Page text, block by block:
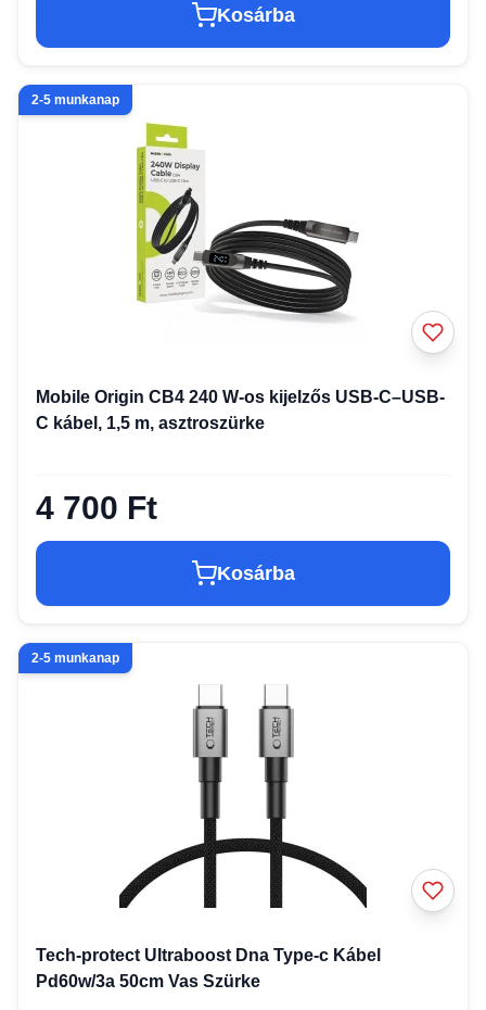
Kosárba
2-5 munkanap
Mobile Origin CB4 240 W-os kijelzős USB-C–USB-
C kábel, 1,5 m, asztroszürke
4 700 Ft
Kosárba
2-5 munkanap
Tech-protect Ultraboost Dna Type-c Kábel
Pd60w/3a 50cm Vas Szürke